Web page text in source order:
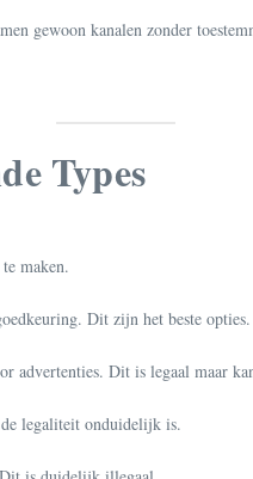
gewoon kanalen zonder
Types
maken.
Dit zijn het beste opties.
advertenties. Dit is legaal maar
legaliteit onduidelijk is.